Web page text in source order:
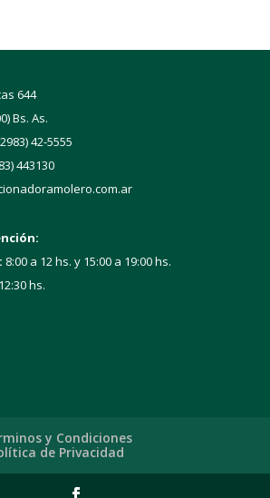
644
Bs. As.
42-5555
443130
8:00 a 12 hs. y 15:00 a 19:00 hs.
hs.
y Condiciones
de Privacidad